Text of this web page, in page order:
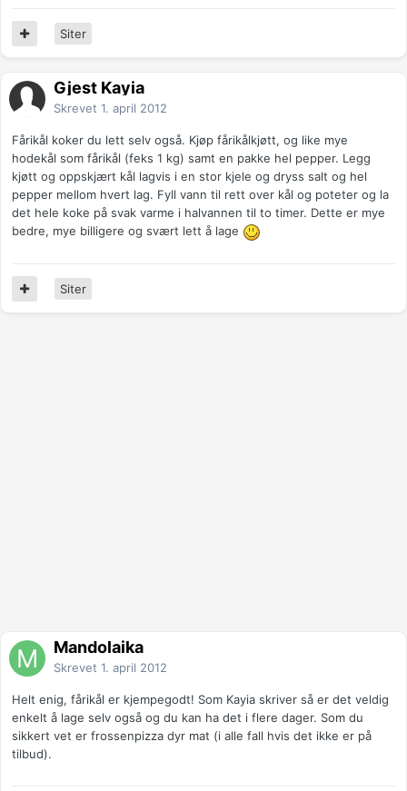
Siter
Gjest Kayia
Skrevet 1. april 2012
Fårikål koker du lett selv også. Kjøp fårikålkjøtt, og like mye
hodekål som fårikål (feks 1 kg) samt en pakke hel pepper. Legg
kjøtt og oppskjært kål lagvis i en stor kjele og dryss salt og hel
pepper mellom hvert lag. Fyll vann til rett over kål og poteter og la
det hele koke på svak varme i halvannen til to timer. Dette er mye
bedre, mye billigere og svært lett å lage
Siter
Mandolaika
Skrevet 1. april 2012
Helt enig, fårikål er kjempegodt! Som Kayia skriver så er det veldig
enkelt å lage selv også og du kan ha det i flere dager. Som du
sikkert vet er frossenpizza dyr mat (i alle fall hvis det ikke er på
tilbud).